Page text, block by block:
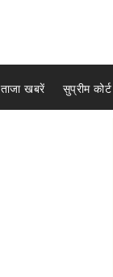
ताजा खबरें सुप्रीम कोर्ट